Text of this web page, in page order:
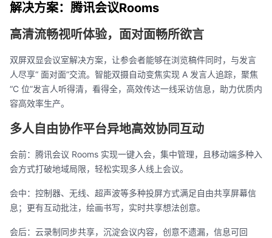
解决方案：腾讯会议Rooms
高清流畅视听体验，面对面畅所欲言
双屏双显会议室解决方案，让参会者能够在浏览稿件同时，与发言
人尽享“ 面对面”交流。智能双摄自动变焦实现 A 发言人追踪，聚焦
“C 位”发言人听得清，看得全，高效传达一线采访信息，助力优质内
容高效率生产。
多人自由协作平台异地高效协同互动
会前：腾讯会议 Rooms 实现一键入会，集中管理，且移动端多种入
会方式打破地域局限，轻松实现多人线上会议。
会中：控制器、无线、超声波等多种投屏方式满足自由共享屏幕信
息；更有互动批注，绘画书写，实时共享想法创意。
会后：云录制同步共享，沉淀会议内容，创意不遗漏，信息可回